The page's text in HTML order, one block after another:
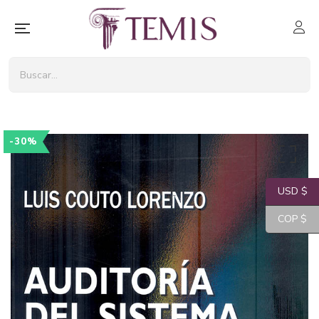
-30%
USD $
COP $